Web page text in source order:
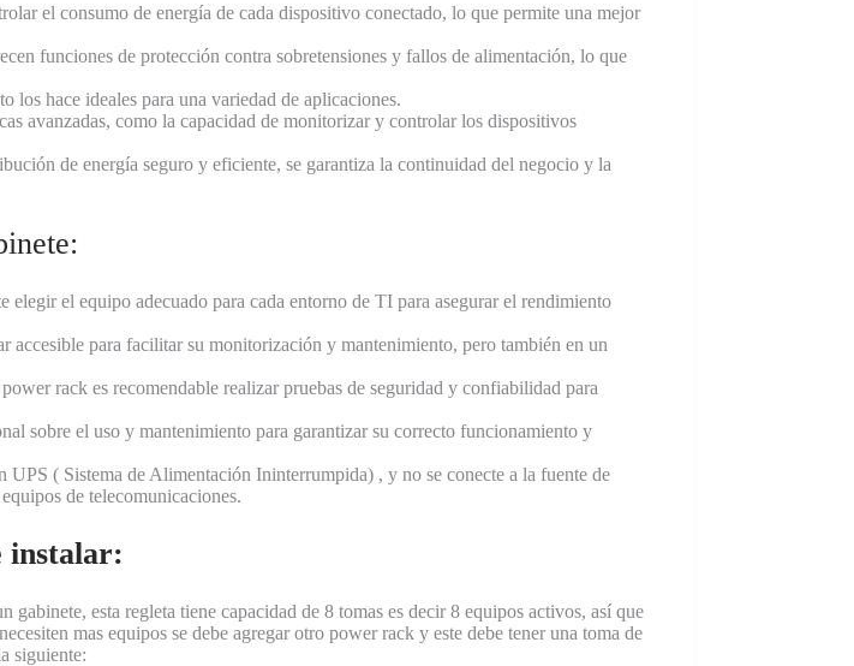
el consumo de energía de cada dispositivo conectado, lo que permite una mejor
funciones de protección contra sobretensiones y fallos de alimentación, lo que
hace ideales para una variedad de aplicaciones.
avanzadas, como la capacidad de monitorizar y controlar los dispositivos
de energía seguro y eficiente, se garantiza la continuidad del negocio y la
elegir el equipo adecuado para cada entorno de TI para asegurar el rendimiento
accesible para facilitar su monitorización y mantenimiento, pero también en un
rack es recomendable realizar pruebas de seguridad y confiabilidad para
sobre el uso y mantenimiento para garantizar su correcto funcionamiento y
UPS ( Sistema de Alimentación Ininterrumpida) , y no se conecte a la fuente de
de telecomunicaciones.
instalar:
esta regleta tiene capacidad de 8 tomas es decir 8 equipos activos, así que
mas equipos se debe agregar otro power rack y este debe tener una toma de
siguiente: